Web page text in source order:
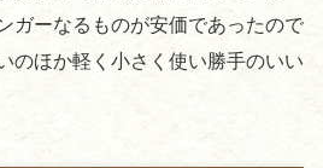
ガーなるものが安価であったので
のほか軽く小さく使い勝手のいい